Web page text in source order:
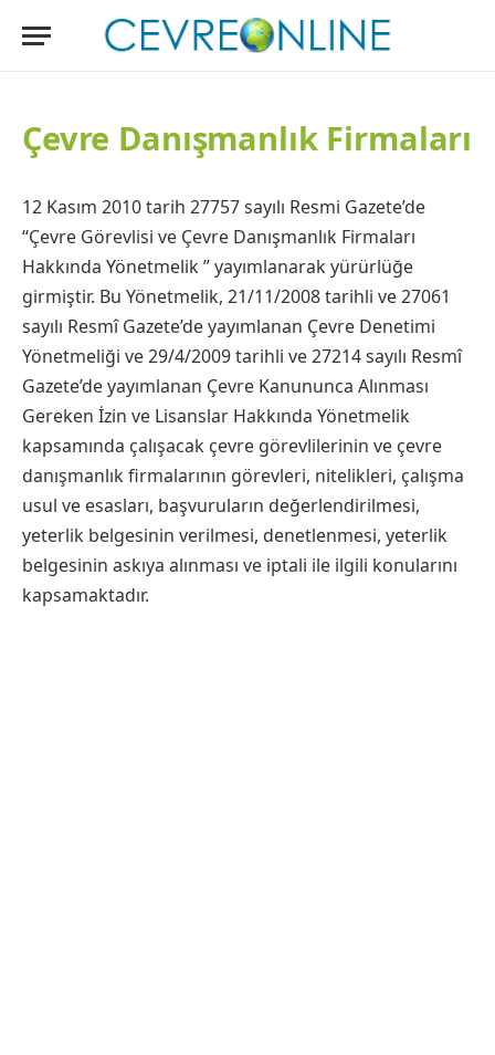
Çevre Danışmanlık Firmaları
12 Kasım 2010 tarih 27757 sayılı Resmi Gazete’de
“Çevre Görevlisi ve Çevre Danışmanlık Firmaları
Hakkında Yönetmelik ” yayımlanarak yürürlüğe
girmiştir. Bu Yönetmelik, 21/11/2008 tarihli ve 27061
sayılı Resmî Gazete’de yayımlanan Çevre Denetimi
Yönetmeliği ve 29/4/2009 tarihli ve 27214 sayılı Resmî
Gazete’de yayımlanan Çevre Kanununca Alınması
Gereken İzin ve Lisanslar Hakkında Yönetmelik
kapsamında çalışacak çevre görevlilerinin ve çevre
danışmanlık firmalarının görevleri, nitelikleri, çalışma
usul ve esasları, başvuruların değerlendirilmesi,
yeterlik belgesinin verilmesi, denetlenmesi, yeterlik
belgesinin askıya alınması ve iptali ile ilgili konularını
kapsamaktadır.